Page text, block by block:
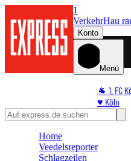
1
VerkehrHau
Konto
Menü
🐐 1. FC
♥️ Köln
⭐ Promi
🛒
Home
Veedelsreporter
Schlagzeilen